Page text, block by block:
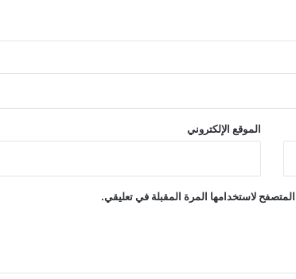
الموقع الإلكتروني
لاستخدامها المرة المقبلة في تعليقي.